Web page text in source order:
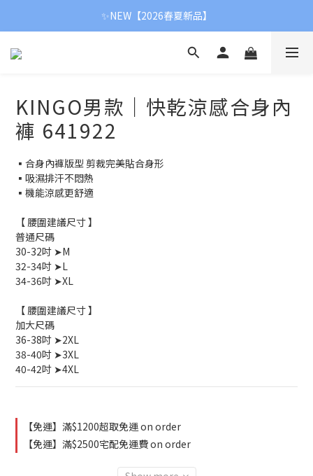
✨NEW【2026春夏新品】
✨NEW【2026春夏新品】
【新春首降】冬季全面8折
KINGO男款｜快乾涼感合身內
褲 641922
▪合身內褲版型 剪裁完美貼合身形
▪吸濕排汗不悶熱
▪機能涼感更舒適
【 腰圍建議尺寸 】
普通尺碼
30-32吋 ➤M
32-34吋 ➤L
34-36吋 ➤XL
【 腰圍建議尺寸 】
加大尺碼
36-38吋 ➤2XL
38-40吋 ➤3XL
40-42吋 ➤4XL
【免運】滿$1200超取免運 on order
【免運】滿$2500宅配免運費 on order